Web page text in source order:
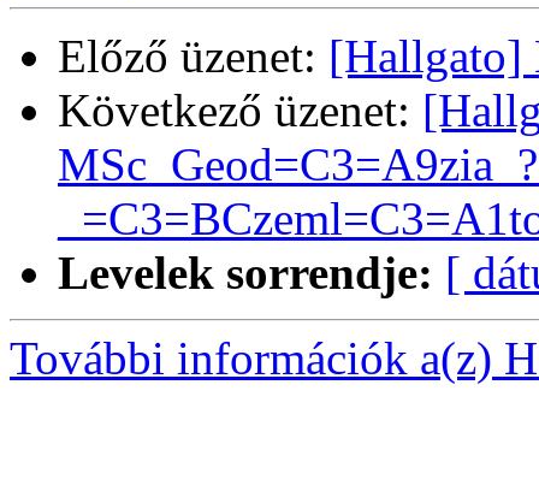
Előző üzenet: [Hallgato]
Következő üzenet:
Levelek sorrendje: [
További információk a(z)